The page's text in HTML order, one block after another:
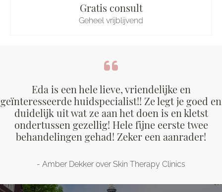
Gratis consult
Geheel vrijblijvend
Eda is een hele lieve, vriendelijke en
geïnteresseerde huidspecialist!! Ze legt je goed en
duidelijk uit wat ze aan het doen is en kletst
ondertussen gezellig! Hele fijne eerste twee
behandelingen gehad! Zeker een aanrader!
- Amber Dekker over Skin Therapy Clinics